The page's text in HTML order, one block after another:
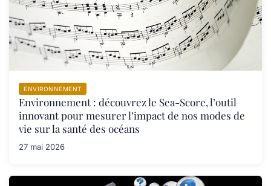
ENVIRONNEMENT
Environnement : découvrez le Sea-Score, l’outil
innovant pour mesurer l’impact de nos modes de
vie sur la santé des océans
27 mai 2026